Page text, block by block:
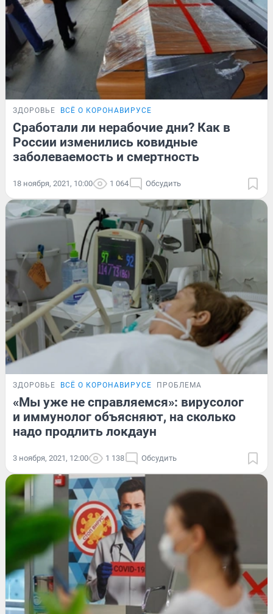
ЗДОРОВЬЕ ВСЁ О КОРОНАВИРУСЕ
Сработали ли нерабочие дни? Как в
России изменились ковидные
заболеваемость и смертность
18 ноября, 2021, 10:00 1 064 Обсудить
ЗДОРОВЬЕ ВСЁ О КОРОНАВИРУСЕ ПРОБЛЕМА
«Мы уже не справляемся»: вирусолог
и иммунолог объясняют, на сколько
надо продлить локдаун
3 ноября, 2021, 12:00 1 138 Обсудить